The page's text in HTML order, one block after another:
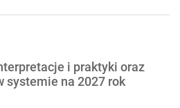
i praktyki oraz
systemie na 2027 rok